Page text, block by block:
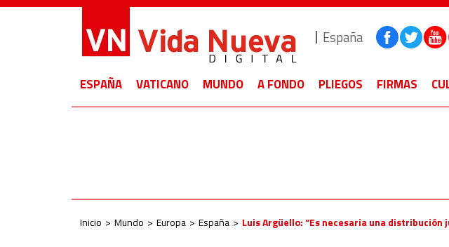
España
ESPAÑA VATICANO MUNDO A FONDO PLIEGOS FIRMAS
Inicio Mundo Europa España Luis Argüello: “Es necesaria una